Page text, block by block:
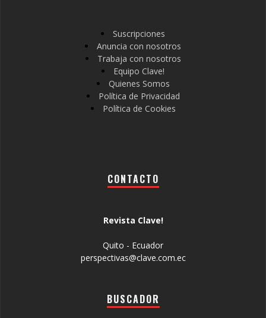
Suscripciones
Anuncia con nosotros
Trabaja con nosotros
Equipo Clave!
Quienes Somos
Política de Privacidad
Política de Cookies
CONTACTO
Revista Clave!
Quito - Ecuador
perspectivas@clave.com.ec
BUSCADOR